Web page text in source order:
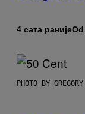
4 сата ранијеOd
PHOTO BY